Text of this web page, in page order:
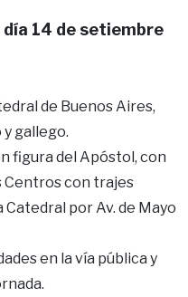
14 de setiembre
de Buenos Aires,
gallego.
figura del Apóstol, con
Centros con trajes
por Av. de Mayo
en la vía pública y